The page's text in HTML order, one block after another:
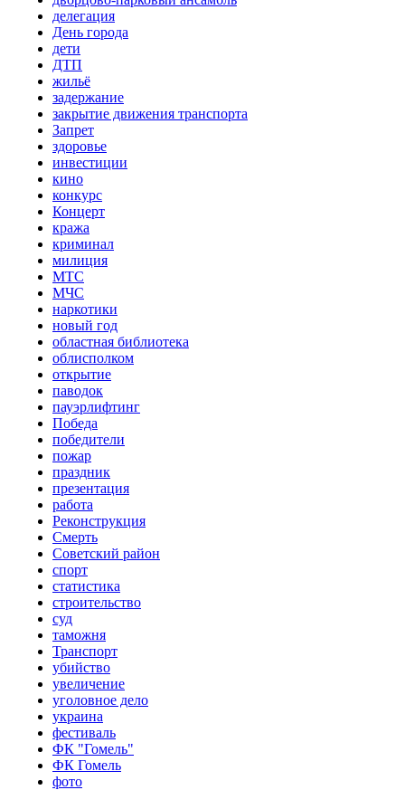
делегация
День города
дети
ДТП
жильё
задержание
закрытие движения транспорта
Запрет
здоровье
инвестиции
кино
конкурс
Концерт
кража
криминал
милиция
МТС
МЧС
наркотики
новый год
областная библиотека
облисполком
открытие
паводок
пауэрлифтинг
Победа
победители
пожар
праздник
презентация
работа
Реконструкция
Смерть
Советский район
спорт
статистика
строительство
суд
таможня
Транспорт
убийство
увеличение
уголовное дело
украина
фестиваль
ФК "Гомель"
ФК Гомель
фото